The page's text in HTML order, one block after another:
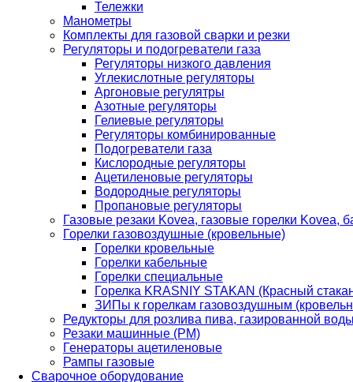
Тележки
Манометры
Комплекты для газовой сварки и резки
Регуляторы и подогреватели газа
Регуляторы низкого давления
Углекислотные регуляторы
Аргоновые регулятры
Азотные регуляторы
Гелиевые регуляторы
Регуляторы комбинированные
Подогреватели газа
Кислородные регуляторы
Ацетиленовые регуляторы
Водородные регуляторы
Пропановые регуляторы
Газовые резаки Kovea, газовые горелки Kovea,
Горелки газовоздушные (кровельные)
Горелки кровельные
Горелки кабельные
Горелки специальные
Горелка KRASNIY STAKAN (Красный
ЗИПы к горелкам газовоздушным
Редукторы для розлива пива, газированной
Резаки машинные (РМ)
Генераторы ацетиленовые
Рампы газовые
Сварочное оборудование